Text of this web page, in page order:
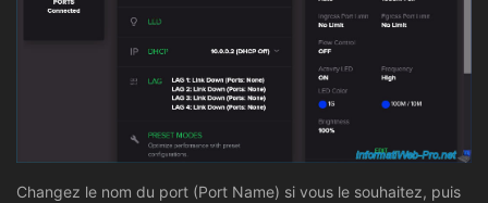
Changez le nom du port (Port Name) si vous le souhaitez, puis